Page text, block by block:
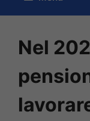
Nel